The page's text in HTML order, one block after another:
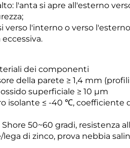
l'anta si apre all'esterno
l'interno o verso
dei componenti
della parete ≥ 1,4 mm
superficiale ≥ 10 μm
isolante ≤ -40 ℃, coefficiente
50~60 gradi, resistenza
di zinco, prova nebbia